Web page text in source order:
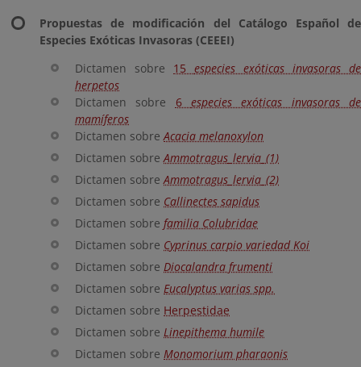
Propuestas de modificación del Catálogo Español de
Especies Exóticas Invasoras (CEEEI)
Dictamen sobre 15 especies exóticas invasoras de
herpetos
Dictamen sobre 6especies exóticas invasoras de
mamíferos
Dictamen sobreAcacia melanoxylon
Dictamen sobreAmmotragus_lervia_(1)
Dictamen sobreAmmotragus_lervia_(2)
Dictamen sobre Callinectes sapidus
Dictamen sobre familia Colubridae
Dictamen sobre Cyprinus carpio variedad Koi
Dictamen sobre Diocalandra frumenti
Dictamen sobre Eucalyptus varias spp.
Dictamen sobre Herpestidae
Dictamen sobre Linepithema humile
Dictamen sobre Monomorium pharaonis